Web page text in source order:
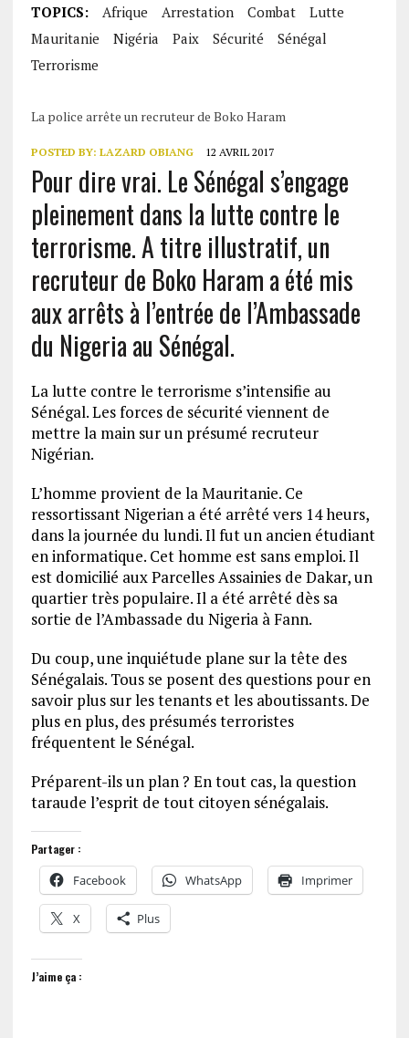
TOPICS: Afrique Arrestation Combat
Lutte
Mauritanie
Nigéria Paix Sécurité
Sénégal
Terrorisme
La police arrête un recruteur de Boko Haram
POSTED BY: LAZARD OBIANG 12 AVRIL 2017
Pour dire vrai. Le Sénégal s’engage
pleinement dans la lutte contre le
terrorisme. A titre illustratif, un
recruteur de Boko Haram a été mis
aux arrêts à l’entrée de l’Ambassade
du Nigeria au Sénégal.
La lutte contre le terrorisme s’intensifie au
Sénégal. Les forces de sécurité viennent de
mettre la main sur un présumé recruteur
Nigérian.
L’homme provient de la Mauritanie. Ce
ressortissant Nigerian a été arrêté vers 14 heurs,
dans la journée du lundi. Il fut un ancien étudiant
en informatique. Cet homme est sans emploi. Il
est domicilié aux Parcelles Assainies de Dakar, un
quartier très populaire. Il a été arrêté dès sa
sortie de l’Ambassade du Nigeria à Fann.
Du coup, une inquiétude plane sur la tête des
Sénégalais. Tous se posent des questions pour en
savoir plus sur les tenants et les aboutissants. De
plus en plus, des présumés terroristes
fréquentent le Sénégal.
Préparent-ils un plan ? En tout cas, la question
taraude l’esprit de tout citoyen sénégalais.
Partager :
Facebook WhatsApp Imprimer
X Plus
J’aime ça :